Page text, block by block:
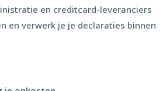
en creditcard-leveranciers
en verwerk je je declaraties binnen